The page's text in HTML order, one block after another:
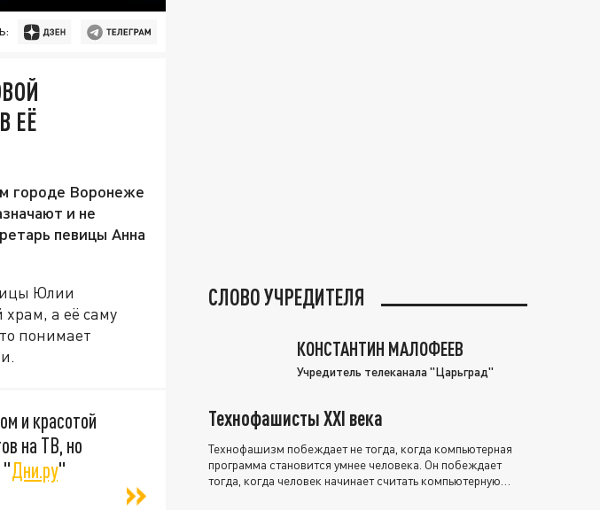
ЕЁ
городе Воронеже
и не
певицы Анна
Юлии
а её саму
понимает
и красотой
на ТВ, но
"Дни.ру"
СЛОВО УЧРЕДИТЕЛЯ
КОНСТАНТИН МАЛОФЕЕВ
Учредитель телеканала "Царьград"
Технофашисты XXI века
Технофашизм побеждает не тогда, когда компьютерная
программа становится умнее человека. Он побеждает
тогда, когда человек начинает считать компьютерную